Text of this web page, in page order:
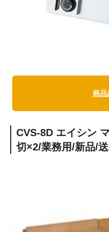
商品
CVS-8D エイシン
切×2/業務用/新品/